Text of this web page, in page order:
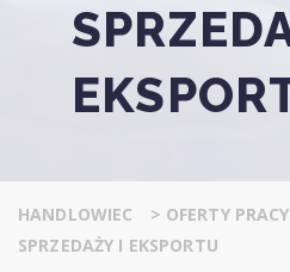
HANDLOWIEC > OFERTY PRACY
SPRZEDAŻY I EKSPORTU